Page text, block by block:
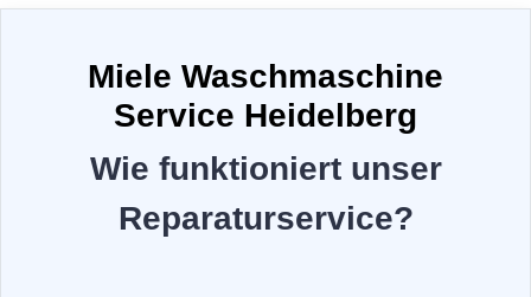
Miele Waschmaschine
Service Heidelberg
Wie funktioniert unser
Reparaturservice?